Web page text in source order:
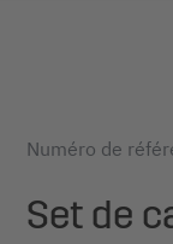
Numéro de
Set de